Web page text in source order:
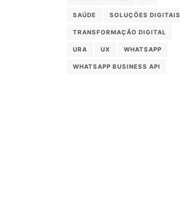
SAÚDE SOLUÇÕES DIGITAIS
TRANSFORMAÇÃO DIGITAL
URA UX WHATSAPP
WHATSAPP BUSINESS API